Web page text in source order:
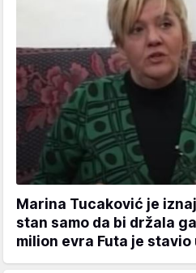
Marina Tucaković je
stan samo da bi držala
milion evra Futa je stavio